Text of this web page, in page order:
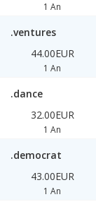
1 An
.ventures
44.00EUR
1 An
.dance
32.00EUR
1 An
.democrat
43.00EUR
1 An